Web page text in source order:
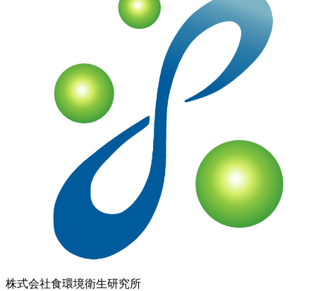
株式会社食環境衛生研究所